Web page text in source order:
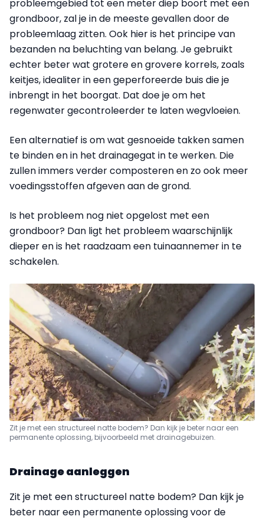
probleemgebied tot een meter diep boort met een
grondboor, zal je in de meeste gevallen door de
probleemlaag zitten. Ook hier is het principe van
bezanden na beluchting van belang. Je gebruikt
echter beter wat grotere en grovere korrels, zoals
keitjes, idealiter in een geperforeerde buis die je
inbrengt in het boorgat. Dat doe je om het
regenwater gecontroleerder te laten wegvloeien.
Een alternatief is om wat gesnoeide takken samen
te binden en in het drainagegat in te werken. Die
zullen immers verder composteren en zo ook meer
voedingsstoffen afgeven aan de grond.
Is het probleem nog niet opgelost met een
grondboor? Dan ligt het probleem waarschijnlijk
dieper en is het raadzaam een tuinaannemer in te
schakelen.
Zit je met een structureel natte bodem? Dan kijk je beter naar een
permanente oplossing, bijvoorbeeld met drainagebuizen.
Drainage aanleggen
Zit je met een structureel natte bodem? Dan kijk je
beter naar een permanente oplossing voor de